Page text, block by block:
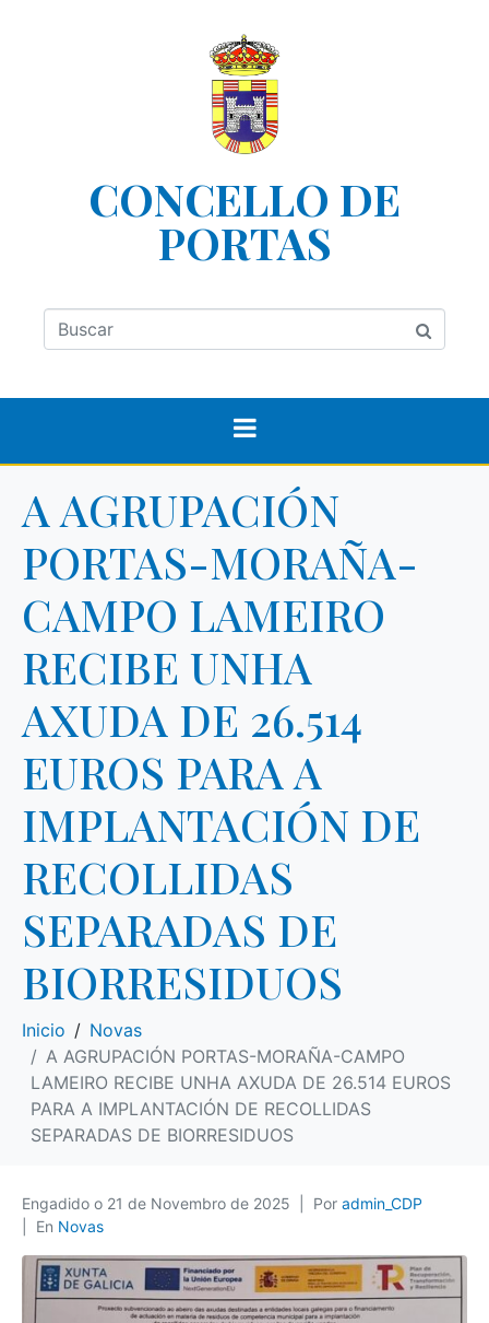
CONCELLO DE
PORTAS
A AGRUPACIÓN
PORTAS-MORAÑA-
CAMPO LAMEIRO
RECIBE UNHA
AXUDA DE 26.514
EUROS PARA A
IMPLANTACIÓN DE
RECOLLIDAS
SEPARADAS DE
BIORRESIDUOS
Inicio
Novas
A AGRUPACIÓN PORTAS-MORAÑA-CAMPO
LAMEIRO RECIBE UNHA AXUDA DE 26.514 EUROS
PARA A IMPLANTACIÓN DE RECOLLIDAS
SEPARADAS DE BIORRESIDUOS
Engadido o 21 de Novembro de 2025 Por admin_CDP
En Novas